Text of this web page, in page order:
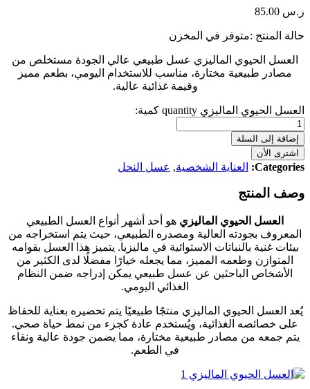
ر.س
حالة المنتج :متوفر في المخزن
العسل الحيوي الماليزي عسل طبيعي عالي الجودة مستخلص من
مصادر طبيعية مختارة، مناسب للاستخدام اليومي، بطعم مميز
وقيمة غذائية عالية.
العسل الحيوي الماليزي quantity كمية:
إضافة إلى السلة
اشترى الأن
Categories: العناية الشخصية, عسل النحل
وصف المنتج
العسل الحيوي الماليزي هو أحد أشهر أنواع العسل الطبيعي
المعروف بجودته العالية ومصدره الطبيعي، حيث يتم استخراجه من
بيئات غنية بالنباتات الاستوائية في ماليزيا. يتميز هذا العسل بقوامه
المتوازن وطعمه المميز، مما يجعله خيارًا مفضلًا لدى الكثير من
الأشخاص الباحثين عن عسل طبيعي يمكن إدراجه ضمن النظام
الغذائي اليومي.
يُعد العسل الحيوي الماليزي منتجًا طبيعيًا يتم تحضيره بعناية للحفاظ
على خصائصه الغذائية، ويُستخدم عادة كجزء من نمط حياة صحي.
يتم جمعه من مصادر طبيعية مختارة، مما يضمن جودة عالية ونقاء
في الطعم.